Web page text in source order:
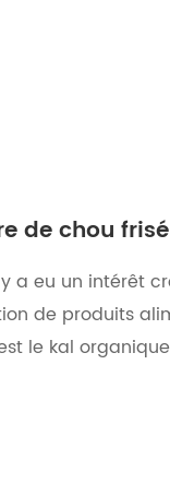
de chou
a eu un intérêt
de produits
le kal